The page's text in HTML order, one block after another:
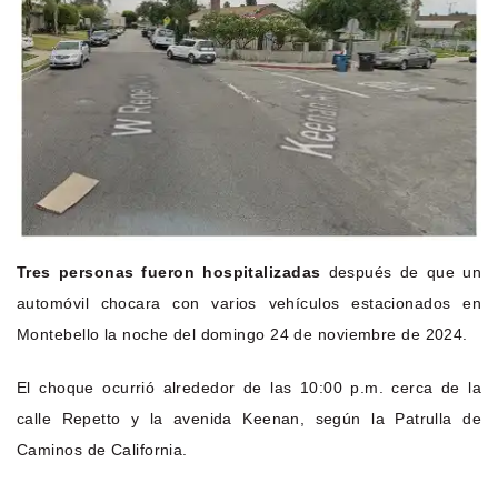
Tres personas fueron hospitalizadas después de que un
automóvil chocara con varios vehículos estacionados en
Montebello la noche del domingo 24 de noviembre de 2024.
El choque ocurrió alrededor de las 10:00 p.m. cerca de la
calle Repetto y la avenida Keenan, según la Patrulla de
Caminos de California.